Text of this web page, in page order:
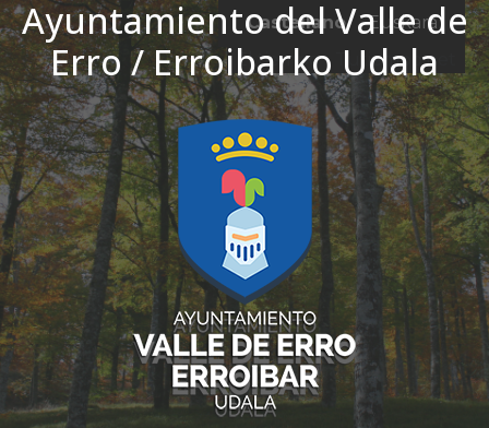
Ayuntamiento del Valle de
Erro / Erroibarko Udala
Ir al contenido
Castellano
Euskara
El tiempo - Tutiempo.net